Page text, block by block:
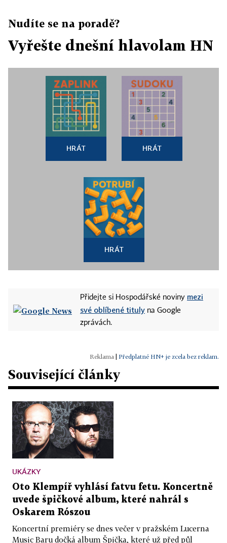
Nudíte se na poradě?
Vyřešte dnešní hlavolam HN
HRÁT HRÁT
HRÁT
Přidejte si Hospodářské noviny mezi
své oblíbené tituly na Google
zprávách.
Předplatné HN+ je zcela bez reklam.
Související články
UKÁZKY
Oto Klempíř vyhlásí fatvu fetu. Koncertně
uvede špičkové album, které nahrál s
Oskarem Rószou
Koncertní premiéry se dnes večer v pražském Lucerna
Music Baru dočká album Špička, které už před půl